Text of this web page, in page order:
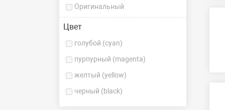
Оригинальный
Цвет
голубой (cyan)
пурпурный (magenta)
желтый (yellow)
черный (black)